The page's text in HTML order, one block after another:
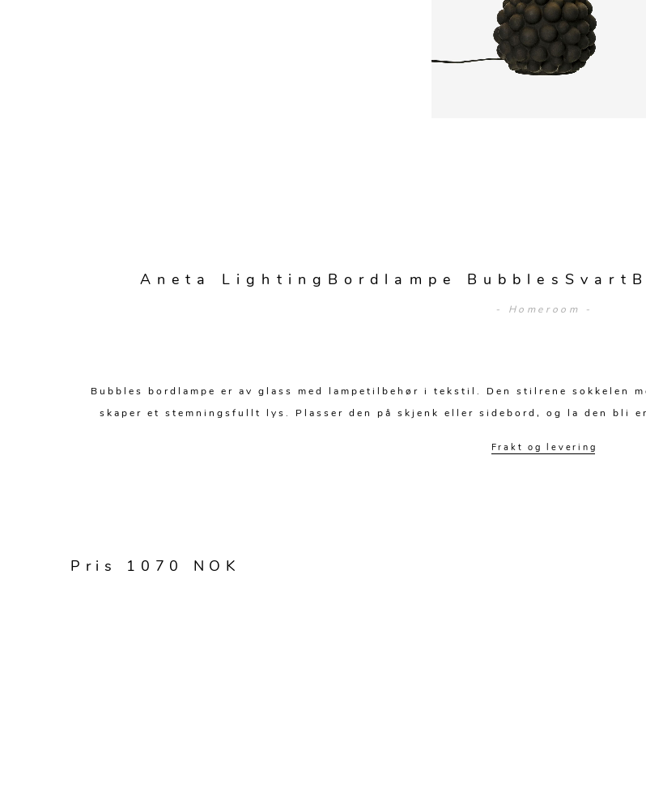
Aneta LightingBordlampe
- Homeroom -
Bubbles bordlampe er av glass med lampetilbehør i tekstil. Den stilrene sokkelen
skaper et stemningsfullt lys. Plasser den på skjenk eller sidebord, og la den bli
Frakt og levering
Pris 1070 NOK